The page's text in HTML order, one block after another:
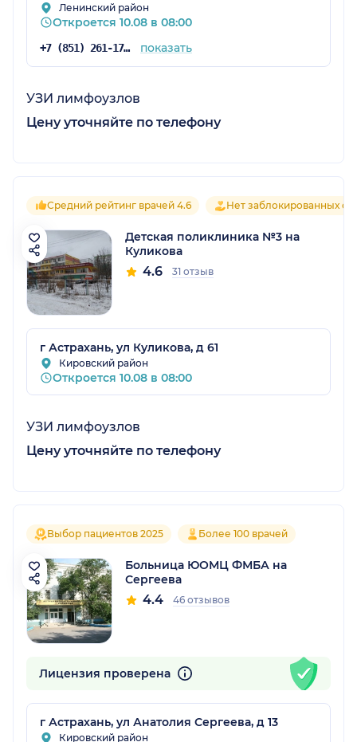
Ленинский район
Откроется 10.08 в 08:00
+7 (851) 261-17-28 показать
УЗИ лимфоузлов
Цену уточняйте по телефону
Средний рейтинг врачей 4.6 Нет заблокированных
Детская поликлиника №3 на
Куликова
4.6 31 отзыв
г Астрахань, ул Куликова, д 61
Кировский район
Откроется 10.08 в 08:00
УЗИ лимфоузлов
Цену уточняйте по телефону
Выбор пациентов 2025 Более 100 врачей
Больница ЮОМЦ ФМБА на
Сергеева
4.4 46 отзывов
Лицензия проверена
г Астрахань, ул Анатолия Сергеева, д 13
Кировский район